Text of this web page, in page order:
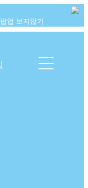
팝업 보지않기